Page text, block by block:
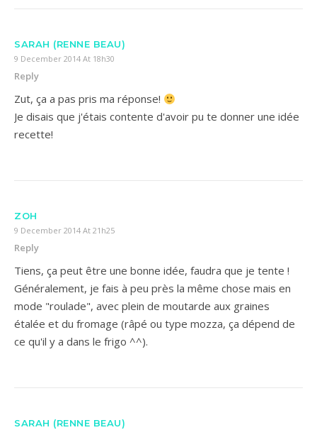
SARAH (RENNE BEAU)
9 December 2014 At 18h30
Reply
Zut, ça a pas pris ma réponse!
Je disais que j'étais contente d'avoir pu te donner une idée
recette!
ZOH
9 December 2014 At 21h25
Reply
Tiens, ça peut être une bonne idée, faudra que je tente !
Généralement, je fais à peu près la même chose mais en
mode "roulade", avec plein de moutarde aux graines
étalée et du fromage (râpé ou type mozza, ça dépend de
ce qu'il y a dans le frigo ^^).
SARAH (RENNE BEAU)